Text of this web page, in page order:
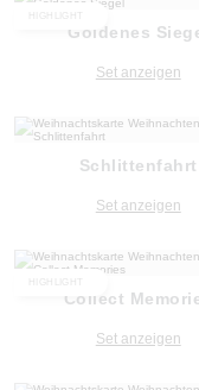
Goldenes
Set anzeigen
Schlittenfahrt
Set anzeigen
Collect
Set anzeigen